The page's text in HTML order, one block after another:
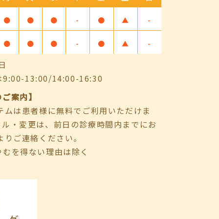
● ● ● - ● ▲ -
● ● ● - ● ▲ -
9:00-13:00/14:00-16:30
案内】
ムは患者様に無料でご利用いただけま
・変更は、前日の診療時間内までにお
ご連絡ください。
を得ない理由は除く